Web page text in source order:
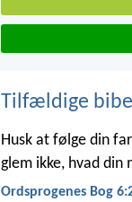
Tilfældige
Husk at følge din
glem ikke, hvad
Ordsprogenes Bog